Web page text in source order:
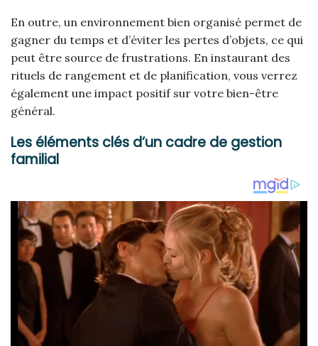
En outre, un environnement bien organisé permet de
gagner du temps et d’éviter les pertes d’objets, ce qui
peut être source de frustrations. En instaurant des
rituels de rangement et de planification, vous verrez
également une impact positif sur votre bien-être
général.
Les éléments clés d’un cadre de gestion
familial